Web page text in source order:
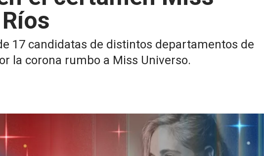
17 candidatas de distintos departamentos de
la corona rumbo a Miss Universo.